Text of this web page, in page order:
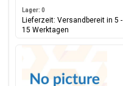
Lager: 0
Lieferzeit: Versandbereit in 5 -
15 Werktagen